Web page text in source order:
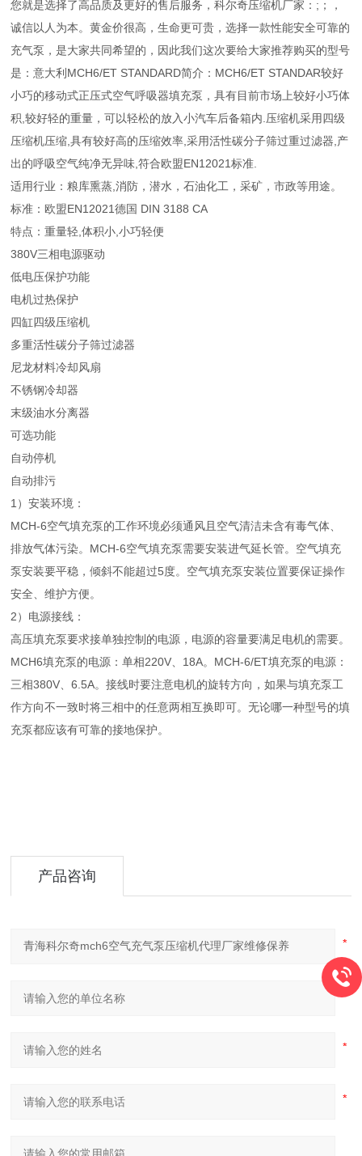
您就是选择了高品质及更好的售后服务，科尔奇压缩机厂家：;；，
诚信以人为本。黄金价很高，生命更可贵，选择一款性能安全可靠的
充气泵，是大家共同希望的，因此我们这次要给大家推荐购买的型号
是：意大利MCH6/ET STANDARD简介：MCH6/ET STANDAR较好
小巧的移动式正压式空气呼吸器填充泵，具有目前市场上较好小巧体
积,较好轻的重量，可以轻松的放入小汽车后备箱内.压缩机采用四级
压缩机压缩,具有较好高的压缩效率,采用活性碳分子筛过重过滤器,产
出的呼吸空气纯净无异味,符合欧盟EN12021标准.
适用行业：粮库熏蒸,消防，潜水，石油化工，采矿，市政等用途。
标准：欧盟EN12021德国 DIN 3188 CA
特点：重量轻,体积小,小巧轻便
380V三相电源驱动
低电压保护功能
电机过热保护
四缸四级压缩机
多重活性碳分子筛过滤器
尼龙材料冷却风扇
不锈钢冷却器
末级油水分离器
可选功能
自动停机
自动排污
1）安装环境：
MCH-6空气填充泵的工作环境必须通风且空气清洁未含有毒气体、
排放气体污染。MCH-6空气填充泵需要安装进气延长管。空气填充
泵安装要平稳，倾斜不能超过5度。空气填充泵安装位置要保证操作
安全、维护方便。
2）电源接线：
高压填充泵要求接单独控制的电源，电源的容量要满足电机的需要。
MCH6填充泵的电源：单相220V、18A。MCH-6/ET填充泵的电源：
三相380V、6.5A。接线时要注意电机的旋转方向，如果与填充泵工
作方向不一致时将三相中的任意两相互换即可。无论哪一种型号的填
充泵都应该有可靠的接地保护。
产品咨询